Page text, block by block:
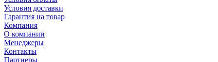
Условия доставки
Гарантия на товар
Компания
О компании
Менеджеры
Контакты
Партнеры